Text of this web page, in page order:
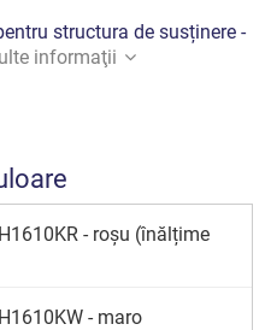
structura de susținere -
informaţii
- roșu (înălțime
- maro